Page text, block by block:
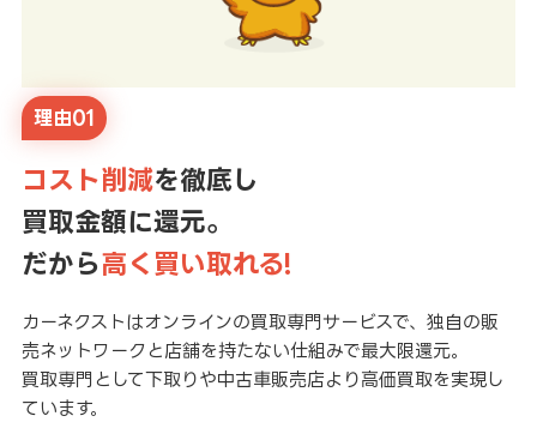
理由01
コスト削減を徹底し
買取金額に還元。
だから高く買い取れる!
カーネクストはオンラインの買取専門サービスで、独自の販
売ネットワークと店舗を持たない仕組みで最大限還元。
買取専門として下取りや中古車販売店より高価買取を実現し
ています。